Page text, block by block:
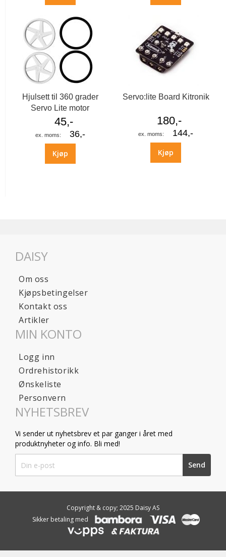
Hjulsett til 360 grader
Servo Lite motor
45,-
36,-
Kjøp
Servo:lite Board Kitronik
180,-
144,-
Kjøp
DAISY
Om oss
Kjøpsbetingelser
Kontakt oss
Artikler
MIN KONTO
Logg inn
Ordrehistorikk
Ønskeliste
Personvern
NYHETSBREV
Vi sender ut nyhetsbrev et par ganger i året med
produktnyheter og info. Bli med!
Up
for
Send
Copyright & copy; 2025 Daisy AS
Sikker betaling med